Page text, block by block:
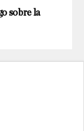
sobre la